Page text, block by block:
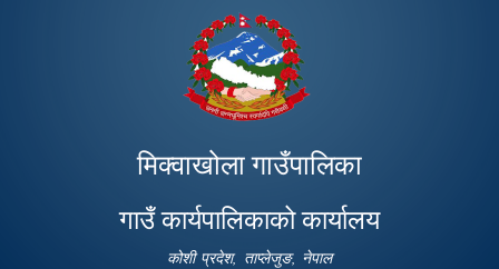
main
content
मिक्वाखोला गाउँपालिका
गाउँ कार्यपालिकाको कार्यालय
कोशी प्रदेश, ताप्लेजुङ, नेपाल